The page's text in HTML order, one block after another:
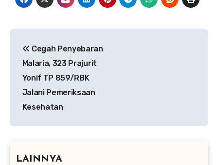
pos
Cegah Penyebaran
Malaria, 323 Prajurit
Yonif TP 859/RBK
Jalani Pemeriksaan
Kesehatan
LAINNYA